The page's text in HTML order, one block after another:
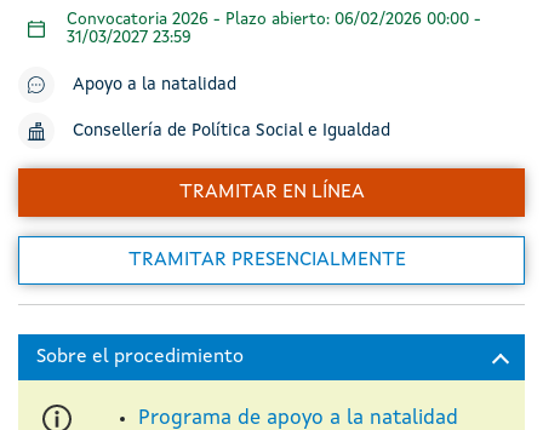
Convocatoria 2026 - Plazo abierto: 06/02/2026 00:00 -
31/03/2027 23:59
Apoyo a la natalidad
Consellería de Política Social e Igualdad
TRAMITAR EN LÍNEA
TRAMITAR PRESENCIALMENTE
Programa de apoyo a la natalidad